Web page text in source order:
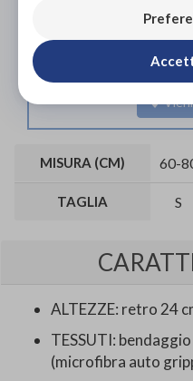
L'acquisto in negozio è
corretto supporto da
MISURA (CM) 60-
TAGLIA S
ALTEZZE: retro 24
TESSUTI:
(microfibra auto